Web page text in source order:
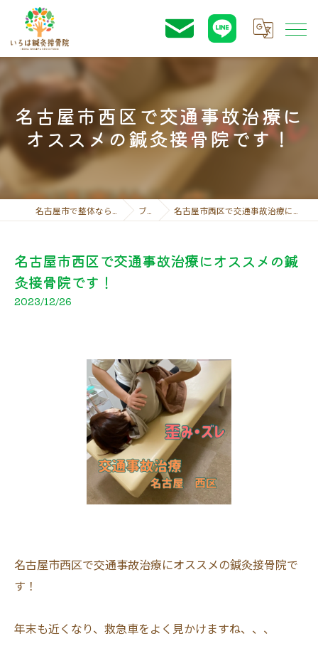
名古屋市西区で交通事故治療に
オススメの鍼灸接骨院です！
ブログ 名古屋市西区で交通事故治療にオススメの鍼灸接骨院です！
名古屋市西区で交通事故治療にオススメの鍼
灸接骨院です！
2023/12/26
名古屋市西区で交通事故治療にオススメの鍼灸接骨院で
す！
年末も近くなり、救急車をよく見かけますね、、、